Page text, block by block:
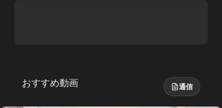
おすすめ動画 通信